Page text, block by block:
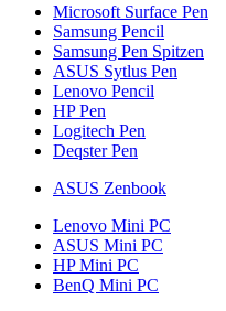
Microsoft Surface Pen
Samsung Pencil
Samsung Pen Spitzen
ASUS Sytlus Pen
Lenovo Pencil
HP Pen
Logitech Pen
Deqster Pen
ASUS Zenbook
Lenovo Mini PC
ASUS Mini PC
HP Mini PC
BenQ Mini PC